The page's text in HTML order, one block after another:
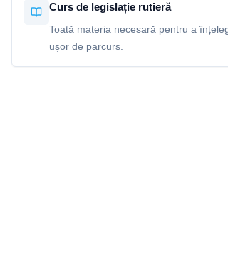
Curs de legislație rutieră
Toată materia necesară pentru a
ușor de parcurs.